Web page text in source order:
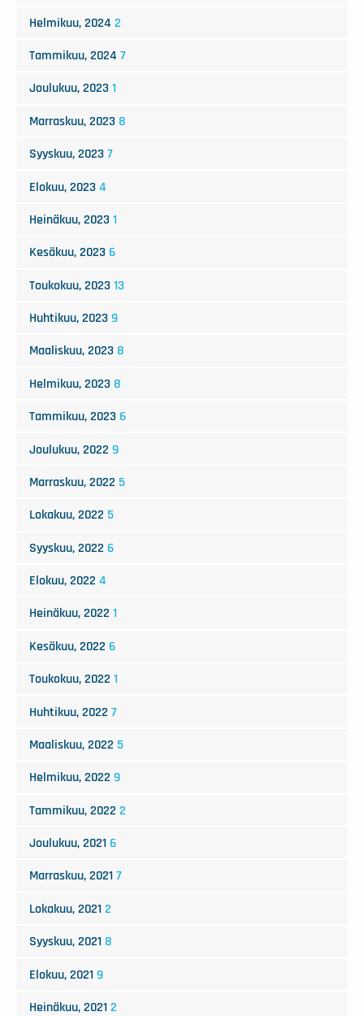
Helmikuu, 2024 2
Tammikuu, 2024 7
Joulukuu, 2023 1
Marraskuu, 2023 8
Syyskuu, 2023 7
Elokuu, 2023 4
Heinäkuu, 2023 1
Kesäkuu, 2023 6
Toukokuu, 2023 13
Huhtikuu, 2023 9
Maaliskuu, 2023 8
Helmikuu, 2023 8
Tammikuu, 2023 6
Joulukuu, 2022 9
Marraskuu, 2022 5
Lokakuu, 2022 5
Syyskuu, 2022 6
Elokuu, 2022 4
Heinäkuu, 2022 1
Kesäkuu, 2022 6
Toukokuu, 2022 1
Huhtikuu, 2022 7
Maaliskuu, 2022 5
Helmikuu, 2022 9
Tammikuu, 2022 2
Joulukuu, 2021 6
Marraskuu, 2021 7
Lokakuu, 2021 2
Syyskuu, 2021 8
Elokuu, 2021 9
Heinäkuu, 2021 2